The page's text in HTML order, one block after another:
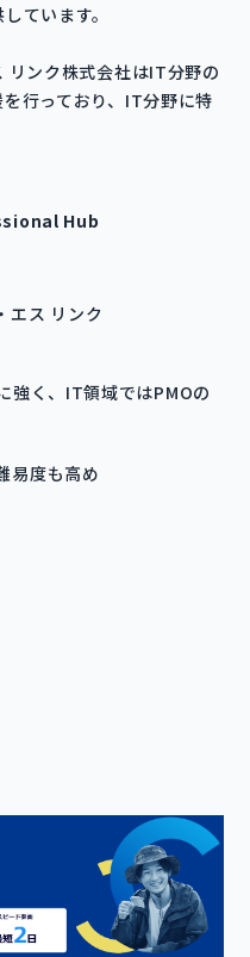
ています。
リンク株式会社はIT分野の
行っており、IT分野に特
Hub
エス リンク
強く、IT領域ではPMOの
易度も高め